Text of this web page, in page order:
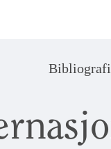
Bibliografi